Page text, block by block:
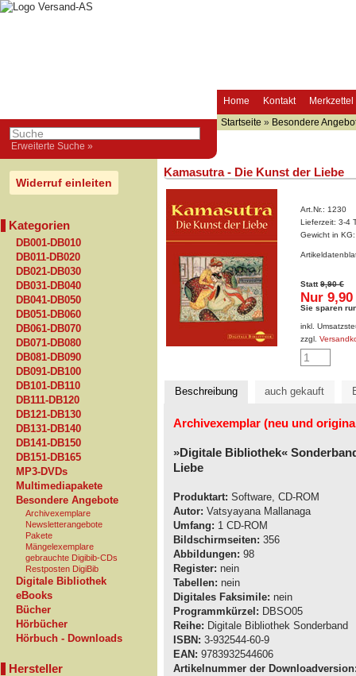
Home Kontakt Merkzettel
Erweiterte Suche »
Startseite » Besondere
Widerruf einleiten
Kategorien
DB001-DB010
DB011-DB020
DB021-DB030
DB031-DB040
DB041-DB050
DB051-DB060
DB061-DB070
DB071-DB080
DB081-DB090
DB091-DB100
DB101-DB110
DB111-DB120
DB121-DB130
DB131-DB140
DB141-DB150
DB151-DB165
MP3-DVDs
Multimediapakete
Besondere Angebote
Archivexemplare
Newsletterangebote
Pakete
Mängelexemplare
gebrauchte Digibib-CDs
Restposten DigiBib
Digitale Bibliothek
eBooks
Bücher
Hörbücher
Hörbuch - Downloads
Hersteller
Kamasutra - Die Kunst der Liebe
Art.Nr.: 1230
Lieferzeit: 3-4
Gewicht in
Statt9,90 €
Nur 9,90
Sie sparen
inkl.
zzgl.
Beschreibung auch gekauft
Archivexemplar (neu und
»Digitale Bibliothek«
Liebe
Produktart: Software, CD-ROM
Autor: Vatsyayana Mallanaga
Umfang: 1 CD-ROM
Bildschirmseiten: 356
Abbildungen: 98
Register: nein
Tabellen: nein
Digitales Faksimile: nein
Programmkürzel: DBSO05
Reihe: Digitale Bibliothek Sonderband
ISBN: 3-932544-60-9
EAN: 9783932544606
Artikelnummer der